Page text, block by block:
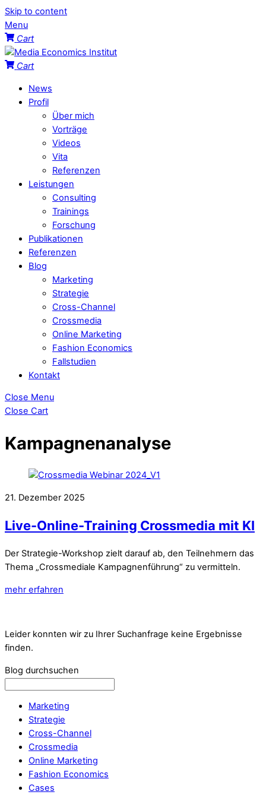
Skip to content
Menu
Cart
Cart
News
Profil
Über mich
Vorträge
Videos
Vita
Referenzen
Leistungen
Consulting
Trainings
Forschung
Publikationen
Referenzen
Blog
Marketing
Strategie
Cross-Channel
Crossmedia
Online Marketing
Fashion Economics
Fallstudien
Kontakt
Close Menu
Close Cart
Kampagnenanalyse
21. Dezember 2025
Live-Online-Training Crossmedia mit KI
Der Strategie-Workshop zielt darauf ab, den Teilnehmern das
Thema „Crossmediale Kampagnenführung“ zu vermitteln.
mehr erfahren
Leider konnten wir zu Ihrer Suchanfrage keine Ergebnisse
finden.
Blog durchsuchen
Marketing
Strategie
Cross-Channel
Crossmedia
Online Marketing
Fashion Economics
Cases